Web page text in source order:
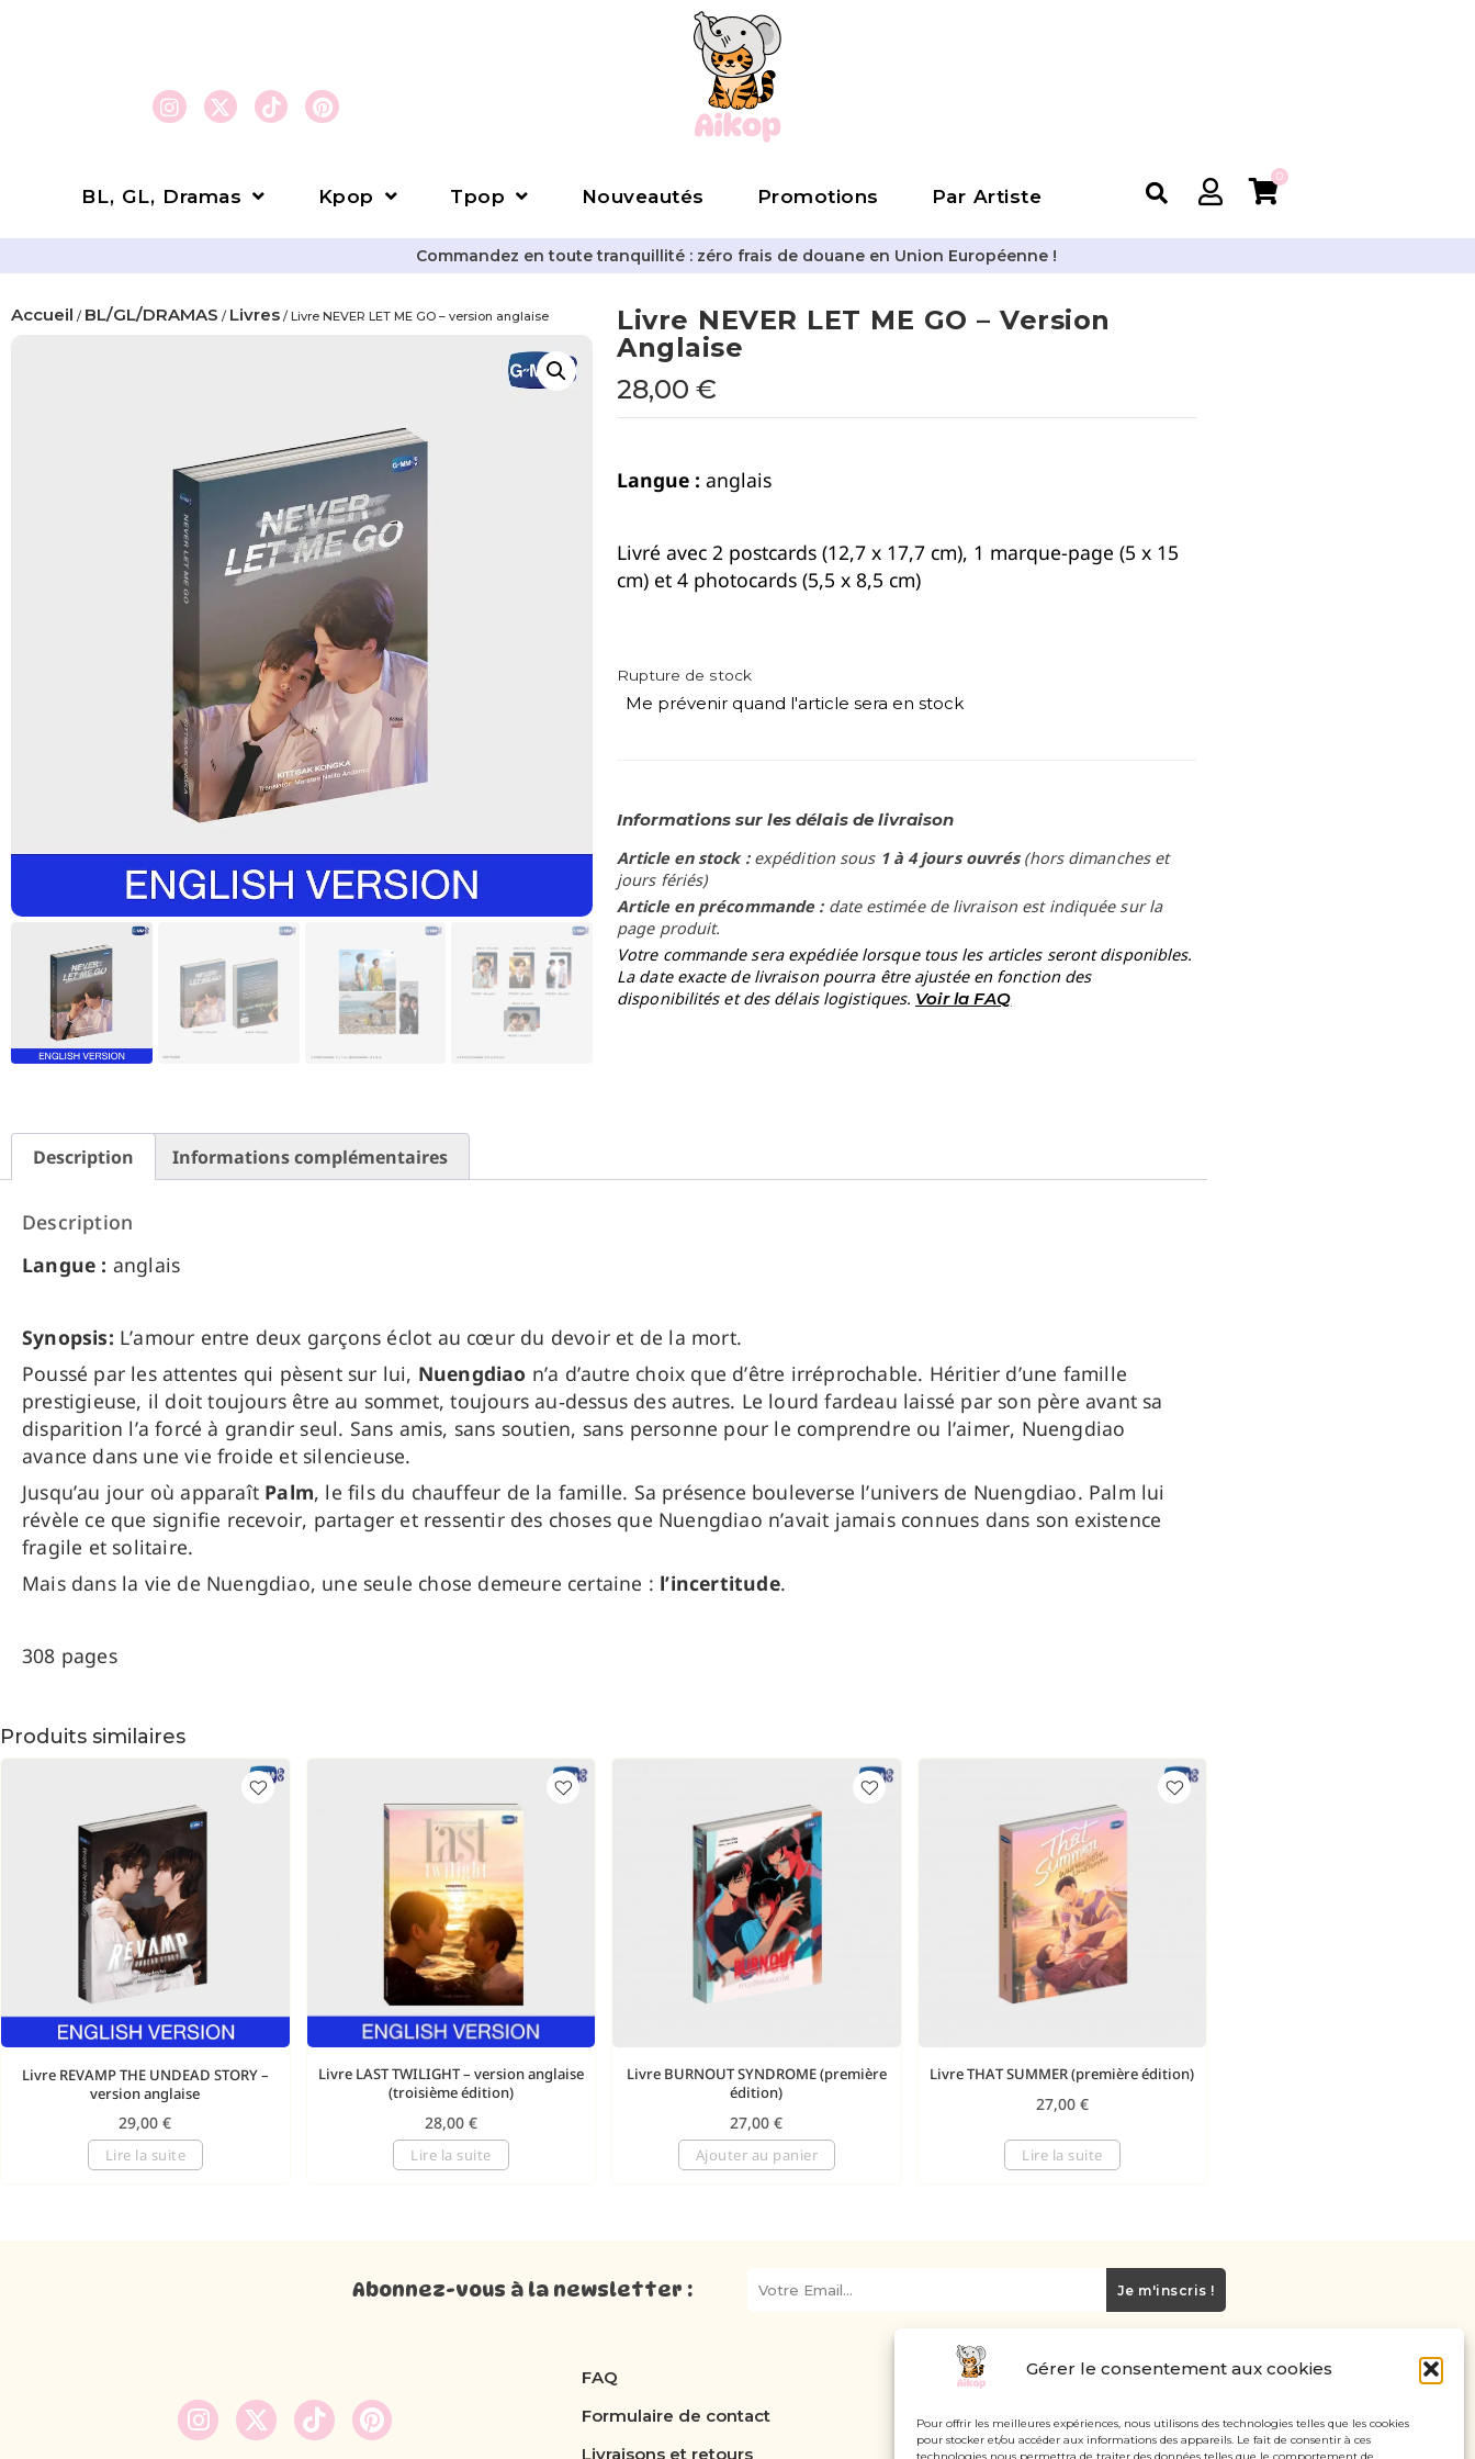
Gérer le consentement aux cookies
Pour offrir les meilleures expériences, nous utilisons des technologies telles que les cookies
pour stocker et/ou accéder aux informations des appareils. Le fait de consentir à ces
BL, GL, Dramas Kpop Tpop Nouveautés Promotions Par Artiste
0
Commandez en toute tranquillité : zéro frais de douane en Union Européenne !
Accueil / BL/GL/DRAMAS / Livres / Livre NEVER LET ME GO – version anglaise
Livre NEVER LET ME GO – Version
Anglaise
28,00 €
Langue : anglais
Livré avec 2 postcards (12,7 x 17,7 cm), 1 marque-page (5 x 15
cm) et 4 photocards (5,5 x 8,5 cm)
Rupture de stock
Me prévenir quand l'article sera en stock
Informations sur les délais de livraison
Article en stock : expédition sous 1 à 4 jours ouvrés(hors dimanches et
jours fériés)
Article en précommande : date estimée de livraison est indiquée sur la
page produit.
Votre commande sera expédiée lorsque tous les articles seront disponibles.
La date exacte de livraison pourra être ajustée en fonction des
disponibilités et des délais logistiques. Voir la FAQ
Description Informations complémentaires
Description
Langue : anglais
Synopsis: L’amour entre deux garçons éclot au cœur du devoir et de la mort.
Poussé par les attentes qui pèsent sur lui, Nuengdiao n’a d’autre choix que d’être irréprochable. Héritier d’une famille
prestigieuse, il doit toujours être au sommet, toujours au‑dessus des autres. Le lourd fardeau laissé par son père avant sa
disparition l’a forcé à grandir seul. Sans amis, sans soutien, sans personne pour le comprendre ou l’aimer, Nuengdiao
avance dans une vie froide et silencieuse.
Jusqu’au jour où apparaît Palm, le fils du chauffeur de la famille. Sa présence bouleverse l’univers de Nuengdiao. Palm lui
révèle ce que signifie recevoir, partager et ressentir des choses que Nuengdiao n’avait jamais connues dans son existence
fragile et solitaire.
Mais dans la vie de Nuengdiao, une seule chose demeure certaine : l’incertitude.
308 pages
Produits similaires
Livre REVAMP THE UNDEAD STORY –
version anglaise
29,00€
Lire la suite
Livre LAST TWILIGHT – version anglaise
(troisième édition)
28,00 €
Lire la suite
Livre BURNOUT SYNDROME (première
édition)
27,00€
Ajouter au panier
Livre THAT SUMMER (première édition)
27,00 €
Lire la suite
Abonnez-vous à la newsletter : Je m'inscris !
FAQ
Formulaire de contact
Livraisons et retours
Carte cadeau
Politique de confidentialité
Mentions légales - CGV